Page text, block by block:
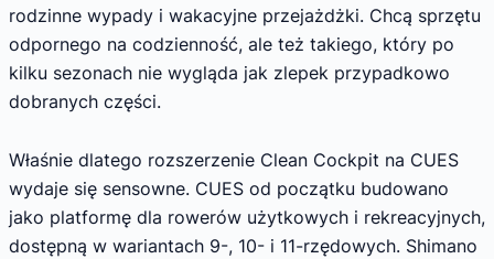
rodzinne wypady i wakacyjne przejażdżki. Chcą sprzętu
odpornego na codzienność, ale też takiego, który po
kilku sezonach nie wygląda jak zlepek przypadkowo
dobranych części.
Właśnie dlatego rozszerzenie Clean Cockpit na CUES
wydaje się sensowne. CUES od początku budowano
jako platformę dla rowerów użytkowych i rekreacyjnych,
dostępną w wariantach 9-, 10- i 11-rzędowych. Shimano